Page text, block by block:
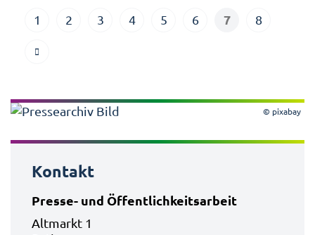
1 2 3 4 5 6 7 8
© pixabay
Kontakt
Presse- und Öffentlichkeitsarbeit
Altmarkt 1